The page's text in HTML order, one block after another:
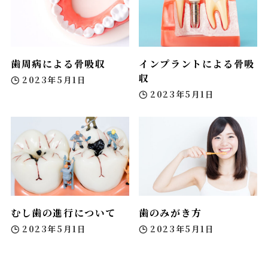
歯周病による骨吸収
2023年5月1日
インプラントによる骨吸
収
2023年5月1日
むし歯の進行について
2023年5月1日
歯のみがき方
2023年5月1日